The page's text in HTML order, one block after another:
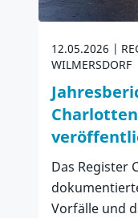
12.05.2026
WILMERSDORF
Das Register
Vorfälle und